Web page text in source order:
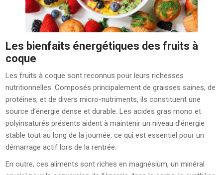
Les bienfaits énergétiques des fruits à
coque
Les fruits à coque sont reconnus pour leurs richesses
nutritionnelles. Composés principalement de graisses saines, de
protéines, et de divers micro-nutriments, ils constituent une
source d’énergie dense et durable. Les acides gras mono et
polyinsaturés présents aident à maintenir un niveau d’énergie
stable tout au long de la journée, ce qui est essentiel pour un
démarrage actif lors de la rentrée.
En outre, ces aliments sont riches en magnésium, un minéral